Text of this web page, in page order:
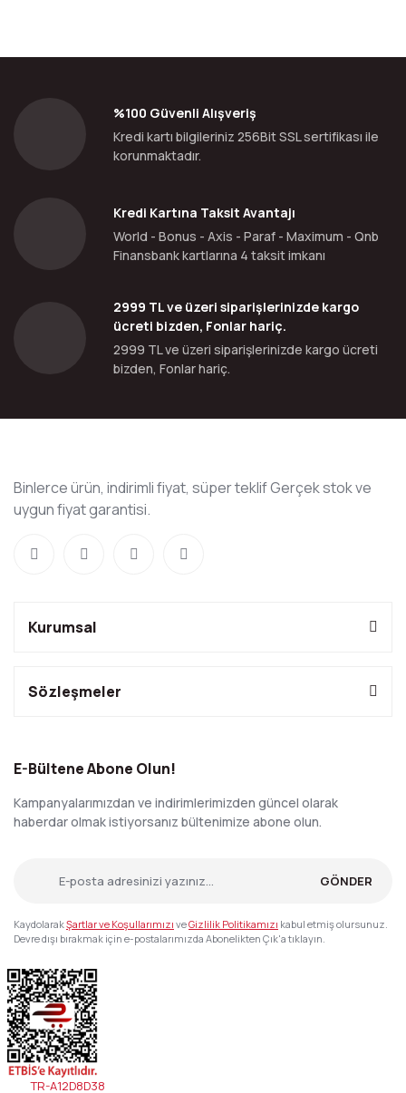
%100 Güvenli Alışveriş
Kredi kartı bilgileriniz 256Bit SSL sertifikası ile
korunmaktadır.
Kredi Kartına Taksit Avantajı
World - Bonus - Axis - Paraf - Maximum - Qnb
Finansbank kartlarına 4 taksit imkanı
2999 TL ve üzeri siparişlerinizde kargo
ücreti bizden, Fonlar hariç.
2999 TL ve üzeri siparişlerinizde kargo ücreti
bizden, Fonlar hariç.
Binlerce ürün, indirimli fiyat, süper teklif Gerçek stok ve
uygun fiyat garantisi.
Kurumsal
Sözleşmeler
E-Bültene Abone Olun!
Kampanyalarımızdan ve indirimlerimizden güncel olarak
haberdar olmak istiyorsanız bültenimize abone olun.
GÖNDER
KaydolarakŞartlar ve Koşullarımızı veGizlilik Politikamızı kabul etmiş olursunuz.
Devre dışı bırakmak için e-postalarımızda Abonelikten Çık'a tıklayın.
TR-A12D8D38